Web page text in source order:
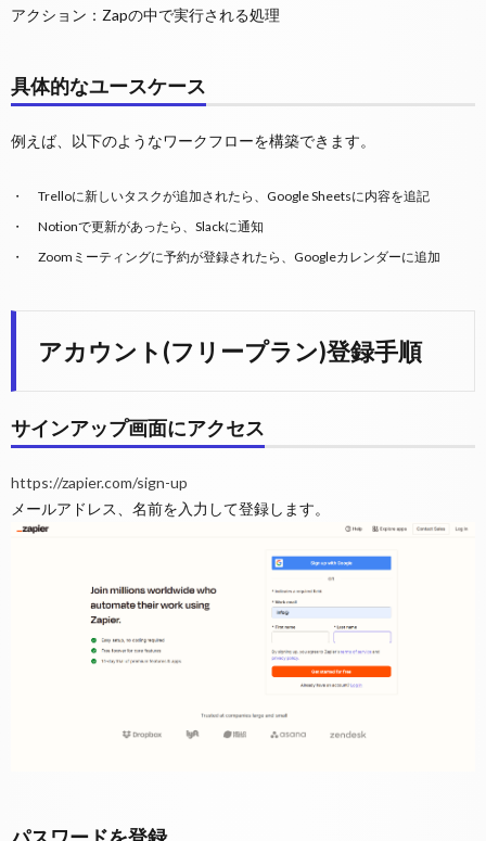
アクション：Zapの中で実行される処理
具体的なユースケース
例えば、以下のようなワークフローを構築できます。
Trelloに新しいタスクが追加されたら、Google Sheetsに内容を追記
Notionで更新があったら、Slackに通知
Zoomミーティングに予約が登録されたら、Googleカレンダーに追加
アカウント(フリープラン)登録手順
サインアップ画面にアクセス
https://zapier.com/sign-up
メールアドレス、名前を入力して登録します。